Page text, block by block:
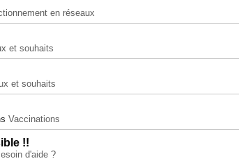
en réseaux
et souhaits
et souhaits
Vaccinations
!!
d'aide ?